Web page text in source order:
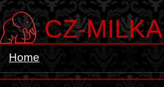
CZ-MILKA
Home